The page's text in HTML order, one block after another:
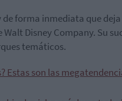
forma inmediata que
Disney Company. Su
temáticos.
Estas son las